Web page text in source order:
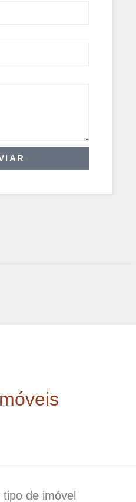
de imóvel